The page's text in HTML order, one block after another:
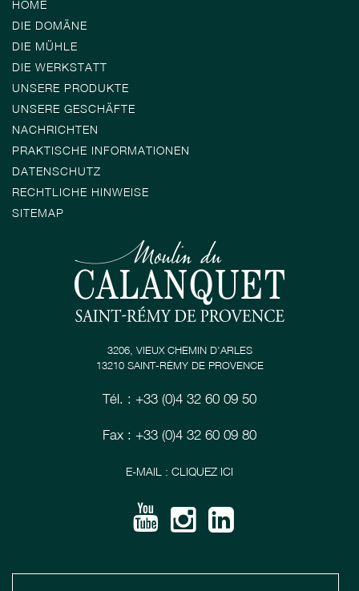
HOME
DIE DOMÄNE
DIE MÜHLE
DIE WERKSTATT
UNSERE PRODUKTE
UNSERE GESCHÄFTE
NACHRICHTEN
PRAKTISCHE INFORMATIONEN
DATENSCHUTZ
RECHTLICHE HINWEISE
SITEMAP
3206, VIEUX CHEMIN D’ARLES
13210 SAINT-RÉMY DE PROVENCE
Tél. : +33 (0)4 32 60 09 50
Fax : +33 (0)4 32 60 09 80
E-MAIL : CLIQUEZ ICI